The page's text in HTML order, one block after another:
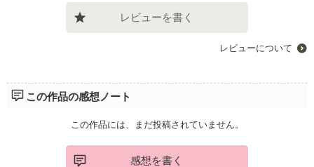
レビューを書く
レビューについて
この作品の感想ノート
この作品には、まだ投稿されていません。
感想を書く